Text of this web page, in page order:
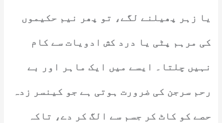
یا زہر پھیلنے لگے، تو پھر نیم حکیموں
کی مرہم پٹی یا درد کش ادویات سے کام
نہیں چلتا۔ ایسے میں ایک ماہر اور بے
رحم سرجن کی ضرورت ہوتی ہے جو کینسر زدہ
حصے کو کاٹ کر جسم سے الگ کر دے، تاکہ